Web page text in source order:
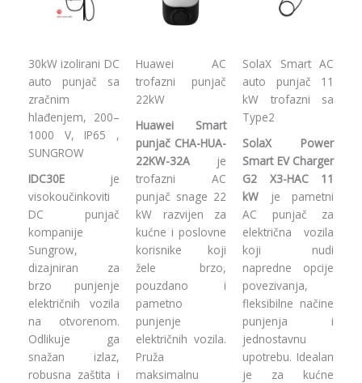
30kW izolirani DC
auto punjač sa
zračnim
hlađenjem, 200–
1000 V, IP65 ,
SUNGROW
IDC30E je
visokoučinkoviti
DC punjač
kompanije
Sungrow,
dizajniran za
brzo punjenje
električnih vozila
na otvorenom.
Odlikuje ga
snažan izlaz,
robusna zaštita i
Huawei AC
trofazni punjač
22kW
Huawei Smart
punjač CHA-HUA-
22KW-32Aje
trofazni AC
punjač snage 22
kW razvijen za
kućne i poslovne
korisnike koji
žele brzo,
pouzdano i
pametno
punjenje
električnih vozila.
Pruža
maksimalnu
SolaX Smart AC
auto punjač 11
kW trofazni sa
Type2
SolaX Power
Smart EV Charger
G2 X3-HAC 11
kW je pametni
AC punjač za
električna vozila
koji nudi
napredne opcije
povezivanja,
fleksibilne načine
punjenja i
jednostavnu
upotrebu. Idealan
je za kućne